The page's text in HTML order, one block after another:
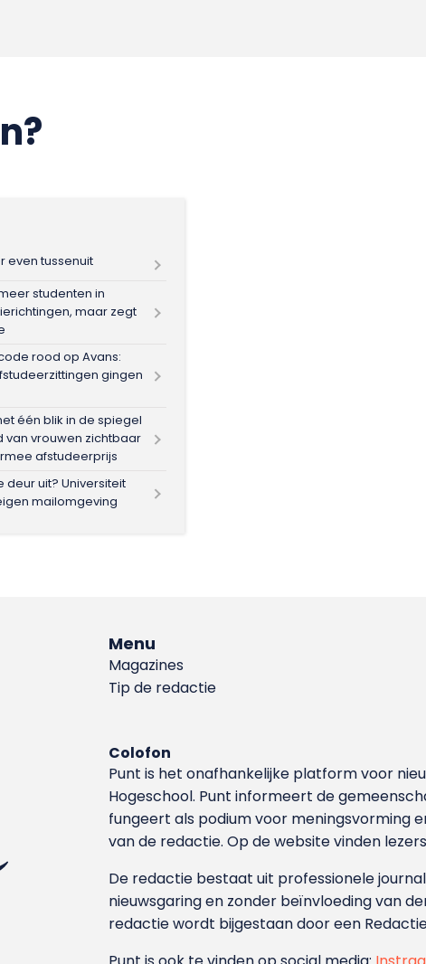
even tussenuit
studenten in
maar zegt
rood op Avans:
gingen
één blik in de spiegel
van vrouwen zichtbaar
afstudeerprijs
deur uit? Universiteit
mailomgeving
Menu
Magazines
Tip de redactie
Colofon
Punt is het onafhankelijke platform voor
Hoge­school. Punt informeert de
fungeert als podium voor meningsvorming
van de redactie. Op de website vinden
De redactie bestaat uit professionele
nieuwsgaring en zonder beïnvloeding van
redactie wordt bijgestaan door een